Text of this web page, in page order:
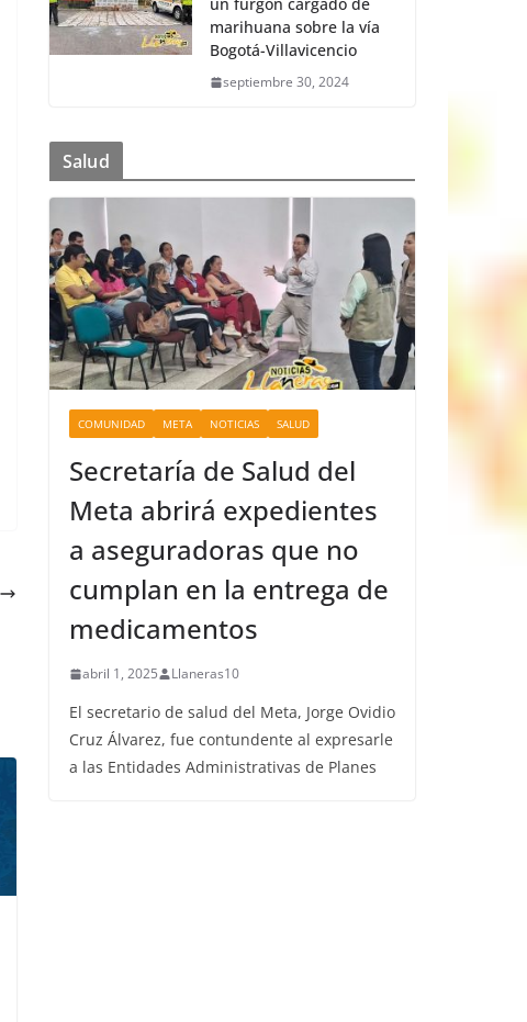
marihuana sobre la vía
Bogotá-Villavicencio
septiembre 30, 2024
Salud
COMUNIDAD META NOTICIAS SALUD
Secretaría de Salud del
Meta abrirá expedientes
a aseguradoras que no
cumplan en la entrega de
medicamentos
abril 1, 2025 Llaneras10
El secretario de salud del Meta, Jorge Ovidio
Cruz Álvarez, fue contundente al expresarle
a las Entidades Administrativas de Planes